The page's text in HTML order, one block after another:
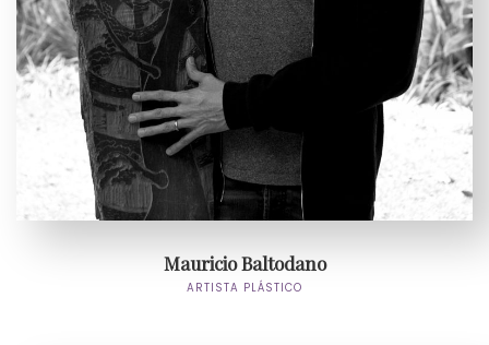
Mauricio Baltodano
ARTISTA PLÁSTICO